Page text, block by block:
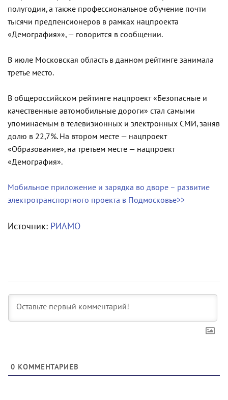
полугодии, а также профессиональное обучение почти
тысячи предпенсионеров в рамках нацпроекта
«Демография»», — говорится в сообщении.
В июле Московская область в данном рейтинге занимала
третье место.
В общероссийском рейтинге нацпроект «Безопасные и
качественные автомобильные дороги» стал самыми
упоминаемым в телевизионных и электронных СМИ, заняв
долю в 22,7%. На втором месте — нацпроект
«Образование», на третьем месте — нацпроект
«Демография».
Мобильное приложение и зарядка во дворе – развитие
электротранспортного проекта в Подмосковье>>
Источник: РИАМО
0 КОММЕНТАРИЕВ